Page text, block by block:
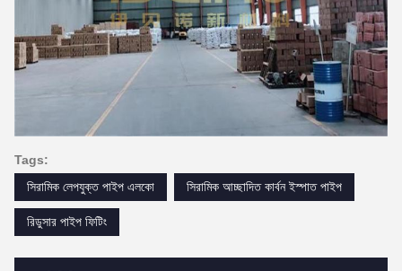
Tags:
সিরামিক লেপযুক্ত পাইপ এলকো
সিরামিক আচ্ছাদিত কার্বন ইস্পাত পাইপ
রিডুসার পাইপ ফিটিং